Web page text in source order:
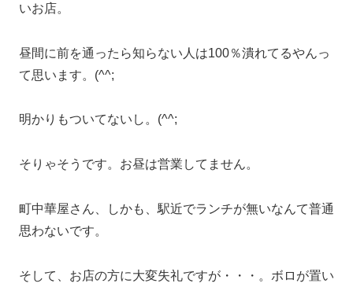
いお店。
昼間に前を通ったら知らない人は100％潰れてるやんっ
て思います。(^^;
明かりもついてないし。(^^;
そりゃそうです。お昼は営業してません。
町中華屋さん、しかも、駅近でランチが無いなんて普通
思わないです。
そして、お店の方に大変失礼ですが・・・。ボロが置い